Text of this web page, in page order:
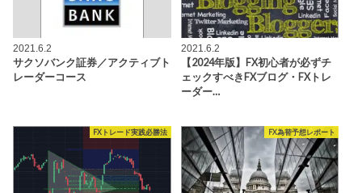
2021.6.2
サクソバンク証券／アクティブト
レーダーコース
2021.6.2
【2024年版】FX初心者が必ずチ
ェックすべきFXブログ・FXトレ
ーダー…
FXトレード実践必勝法 FX為替予想レポート